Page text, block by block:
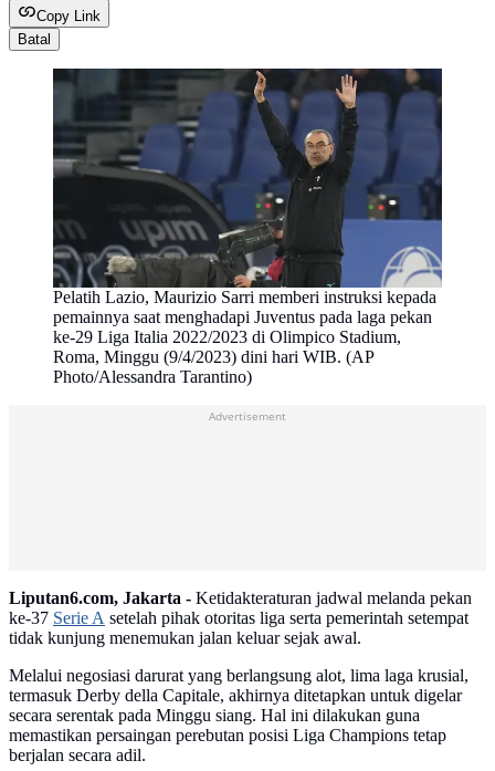
Copy Link
Batal
Pelatih Lazio, Maurizio Sarri memberi instruksi kepada
pemainnya saat menghadapi Juventus pada laga pekan
ke-29 Liga Italia 2022/2023 di Olimpico Stadium,
Roma, Minggu (9/4/2023) dini hari WIB. (AP
Photo/Alessandra Tarantino)
Liputan6.com, Jakarta - Ketidakteraturan jadwal melanda pekan
ke-37 Serie A setelah pihak otoritas liga serta pemerintah setempat
tidak kunjung menemukan jalan keluar sejak awal.
Melalui negosiasi darurat yang berlangsung alot, lima laga krusial,
termasuk Derby della Capitale, akhirnya ditetapkan untuk digelar
secara serentak pada Minggu siang. Hal ini dilakukan guna
memastikan persaingan perebutan posisi Liga Champions tetap
berjalan secara adil.